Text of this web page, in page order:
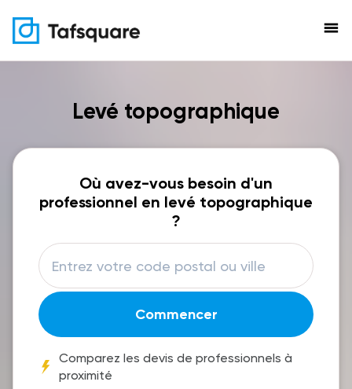
menu
Levé topographique
Où avez-vous besoin d'un
professionnel en levé topographique
?
Commencer
Comparez les devis de professionnels à
proximité